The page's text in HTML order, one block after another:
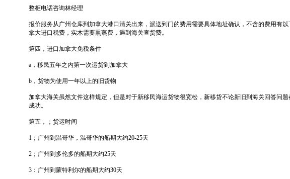
整柜电话咨询林经理
报价服务从广州仓库到加拿大港口清关出来，派送到门的费用需要具体地址确认，不含的费用有以
拿大进口税费，实木需要熏蒸费，遇到海关查货费。
第四，进口加拿大免税条件
a，移民五年之内第一次运货到加拿大
b，货物为使用一年以上的旧货物
加拿大海关虽然文件这样规定，但是对于新移民海运货物很宽松，新移货不论新旧到海关回答问
成功。
第五，；货运时间
1；广州到温哥华，温哥华的船期大约20-25天
2；广州到多伦多的船期大约25天
3：广州到蒙特利尔的船期大约30天